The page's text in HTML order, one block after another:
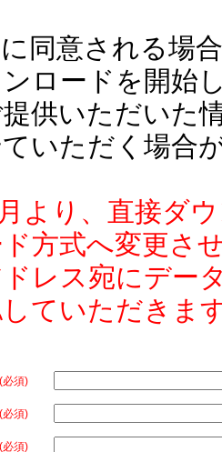
同意される場
ロードを開始
供いただいた
いただく場合
より、直接ダ
方式へ変更さ
ドレス宛にデー
ていただきま
(必須)
(必須)
(必須)